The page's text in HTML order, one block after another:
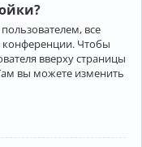
все
конференции. Чтобы
вверху страницы
вы можете изменить